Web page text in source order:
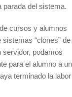
parada del sistema.
cursos y alumnos
“clones” de
servidor, podamos
para el alumno a un
terminado la labor